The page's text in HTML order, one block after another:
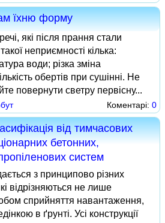
їхню форму
які після прання стали
неприємності кілька:
води; різка зміна
обертів при сушінні. Не
повернути светру первісну...
Коментарі: 0
від тимчасових
бетонних,
систем
з принципово різних
відрізняються не лише
сприйняття навантаження,
в ґрунті. Усі конструкції